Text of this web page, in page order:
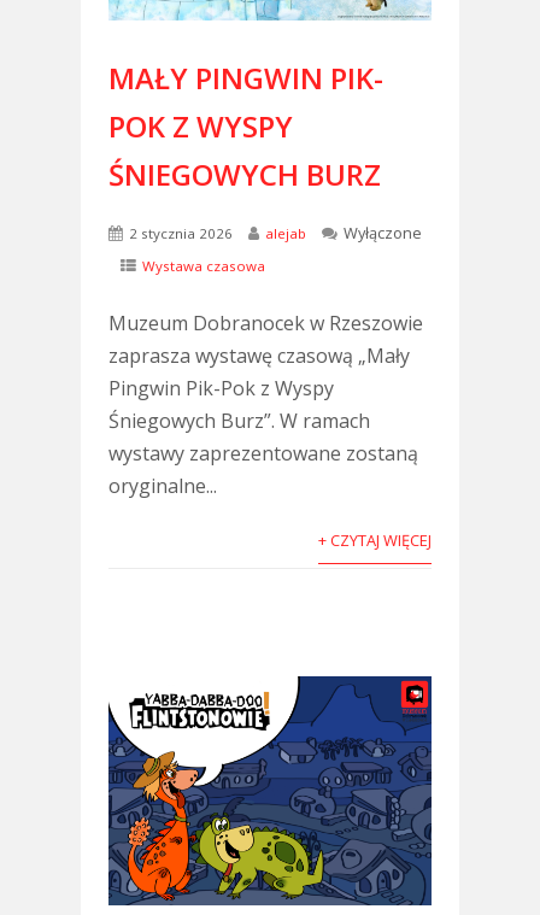
MAŁY PINGWIN PIK-
POK Z WYSPY
ŚNIEGOWYCH BURZ
2 stycznia 2026 alejab Wyłączone
Wystawa czasowa
Muzeum Dobranocek w Rzeszowie
zaprasza wystawę czasową „Mały
Pingwin Pik-Pok z Wyspy
Śniegowych Burz”. W ramach
wystawy zaprezentowane zostaną
oryginalne...
+ CZYTAJ WIĘCEJ